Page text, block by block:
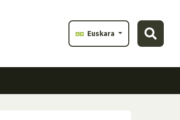
Euskara